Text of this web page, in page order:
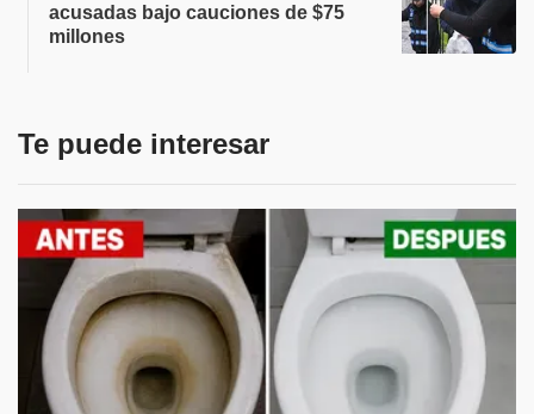
acusadas bajo cauciones de $75
millones
Te puede interesar